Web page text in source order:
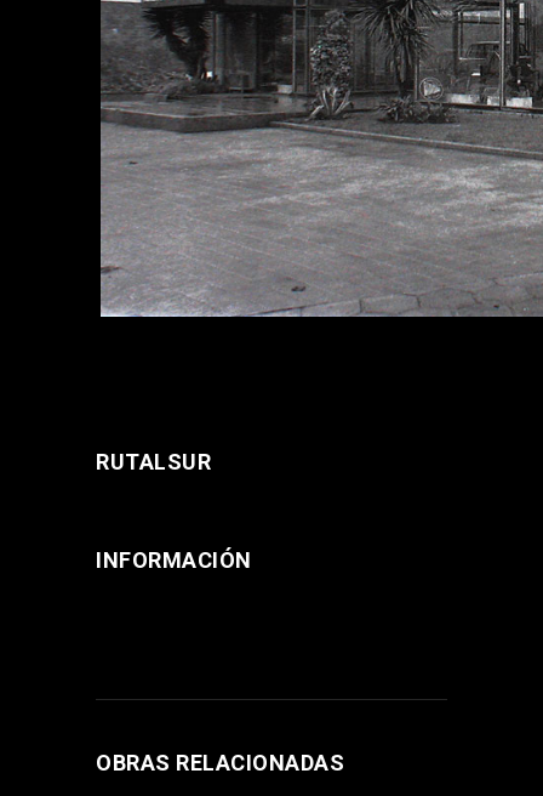
RUTALSUR
INFORMACIÓN
OBRAS RELACIONADAS